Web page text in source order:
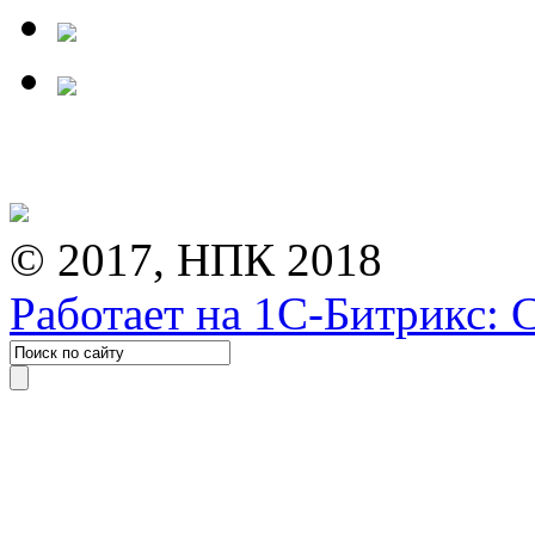
© 2017, НПК 2018
Работает на 1С-Битрикс: